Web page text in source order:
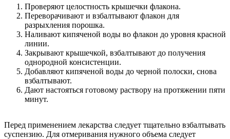
Проверяют целостность крышечки флакона.
Переворачивают и взбалтывают флакон для
разрыхления порошка.
Наливают кипяченой воды во флакон до уровня красной
линии.
Закрывают крышечкой, взбалтывают до получения
однородной консистенции.
Добавляют кипяченой воды до черной полоски, снова
взбалтывают.
Дают настояться готовому раствору на протяжении пяти
минут.
Перед применением лекарства следует тщательно взбалтывать
суспензию. Для отмеривания нужного объема следует